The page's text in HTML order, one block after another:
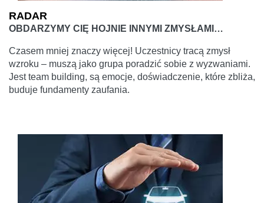
RADAR
OBDARZYMY CIĘ HOJNIE INNYMI ZMYSŁAMI…
Czasem mniej znaczy więcej! Uczestnicy tracą zmysł
wzroku – muszą jako grupa poradzić sobie z wyzwaniami.
Jest team building, są emocje, doświadczenie, które zbliża,
buduje fundamenty zaufania.